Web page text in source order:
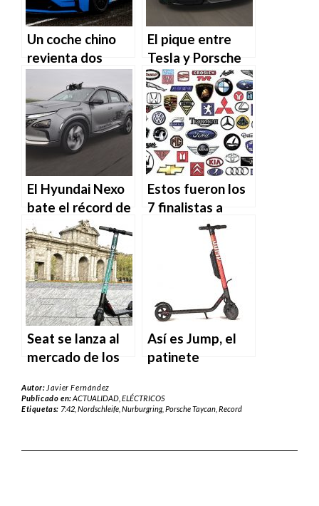
Un coche chino
revienta dos
históricos en
Nürburgring
El pique entre
Tesla y Porsche
llega a
Nürburgring
El Hyundai Nexo
bate el récord de
kilómetros
recorridos con
una sola carga
Estos fueron los
7 finalistas a
coche del año
Seat se lanza al
mercado de los
eléctricos en
Madrid
Así es Jump, el
patinete
Autor: Javier Fernández
Publicado en:ACTUALIDAD ,ELÉCTRICOS
Etiquetas: 7:42, Nordschleife, Nurburgring, Porsche Taycan, Record